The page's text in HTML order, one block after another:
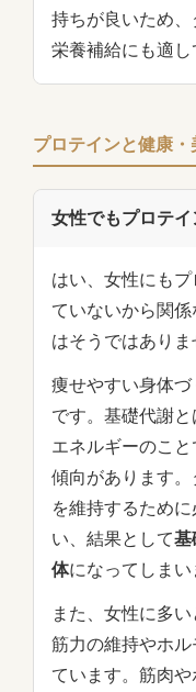
持ちが良いため
栄養補給にも適し
プロテインと健康・
女性でもプロテ
はい、女性にも
ていないから関
はそうではありま
痩せやすい身体
です。基礎代謝
エネルギーのこ
傾向があります
を維持するため
い、結果として基
体になってしまい
また、女性に多い
筋力の維持やホ
ています。筋肉